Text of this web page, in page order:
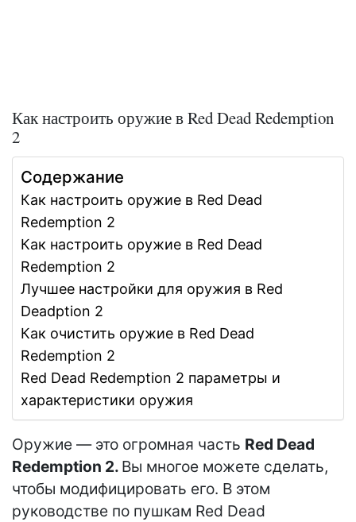
Как настроить оружие в Red Dead Redemption
2
Содержание
Как настроить оружие в Red Dead
Redemption 2
Как настроить оружие в Red Dead
Redemption 2
Лучшее настройки для оружия в Red
Deadption 2
Как очистить оружие в Red Dead
Redemption 2
Red Dead Redemption 2 параметры и
характеристики оружия
Оружие — это огромная часть Red Dead
Redemption 2. Вы многое можете сделать,
чтобы модифицировать его. В этом
руководстве по пушкам Red Dead